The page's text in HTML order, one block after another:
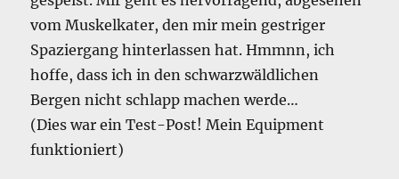
vom Muskelkater, den mir mein gestriger
Spaziergang hinterlassen hat. Hmmnn, ich
hoffe, dass ich in den schwarzwäldlichen
Bergen nicht schlapp machen werde…
(Dies war ein Test-Post! Mein Equipment
funktioniert)